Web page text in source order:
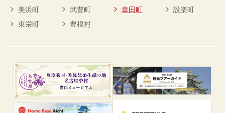
美浜町
武豊町 幸田町
設楽町
東栄町
豊根村